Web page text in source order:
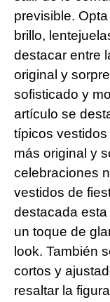
previsible.
brillo,
destacar entre
original y
sofisticado y
artículo se
típicos
más original y
celebraciones
vestidos de
destacada
un toque de
look. También
cortos y
resaltar la